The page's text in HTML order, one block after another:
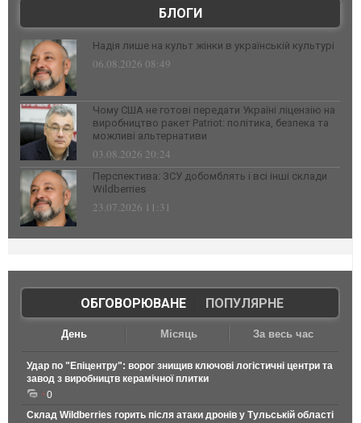
БЛОГИ
Надія лише на культ жінки в українській культурі
06.08.2026 08:49
Чому США не готові передати Україні ліцензію на
виробництво ракет Patriot: політика, безпека та
можливі альтернативи
03.08.2026 20:24
Перспектива: ЗСУ добомблять і всі інші склади
Wildberries
23.07.2026 11:31
ОБГОВОРЮВАНЕ| ПОПУЛЯРНЕ
День Місяць За весь час
Удар по "Епіцентру": ворог знищив ключові логістичні центри та
завод з виробництв керамічної плитки
0
Склад Wildberries горить після атаки дронів у Тульській області